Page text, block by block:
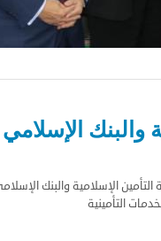
والبنك الإسلامي
الإسلامية والبنك
التأمينية